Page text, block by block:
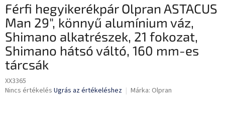
Férfi hegyikerékpár Olpran ASTACUS
Man 29", könnyű alumínium váz,
Shimano alkatrészek, 21 fokozat,
Shimano hátsó váltó, 160 mm-es
tárcsák
XX3365
A
Nincs értékelés Ugrás az értékeléshez Márka: Olpran